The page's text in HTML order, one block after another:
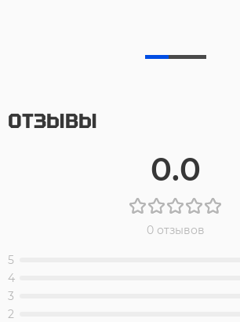
ОТЗЫВЫ
0.0
0 отзывов
5
4
3
2